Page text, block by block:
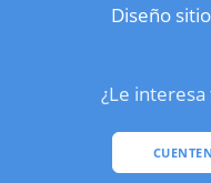
Diseño
¿Le